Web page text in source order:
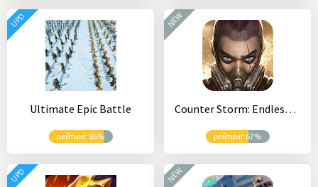
Ultimate Epic Battle
рейтинг 86%
UPD
Counter Storm: Endless Combat
рейтинг 67%
NEW
UPD NEW